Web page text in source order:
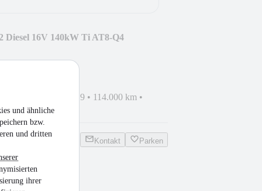
und ähnliche
bzw.
und dritten
ihrer
Diesel 16V 140kW Ti AT8-Q4
EZ 01/2019 • 114.000 km •
Kontakt Parken
TDI S line